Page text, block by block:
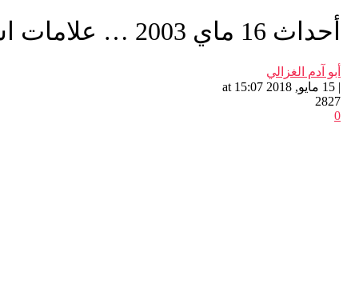
أحداث 16 ماي 2003 … علامات استفهام لضحاياها المنسيين
أبو آدم الغزالي
| 15 مايو, 2018 at 15:07
2827
0